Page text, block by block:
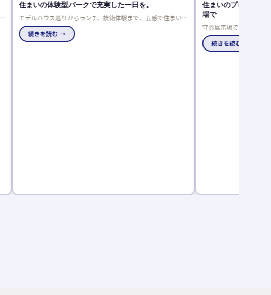
住まいの体験型パークで充実した一日を。
モデルハウス巡りからランチ、技術体験まで、五感で住まいを
体感できるテーマパークで、家族の理想の住まいを見つけませ
んか。続きを読む →
住まいのプロに相談！リ
守谷展示場では、冬の寒さや
まいに関する様々なお悩みを
ニック ホームズをはじめ、木
のリフォーム相談会は事前予
続きを読む →